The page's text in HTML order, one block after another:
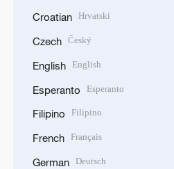
Croatian Hrvatski
Czech Český
English English
Esperanto Esperanto
Filipino Filipino
French Français
German Deutsch